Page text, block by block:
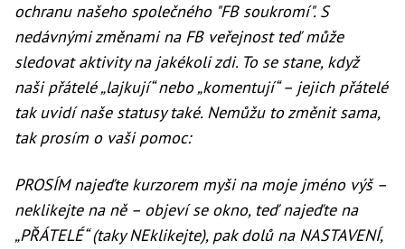
ochranu našeho společného "FB soukromí". S
nedávnými změnami na FB veřejnost teď může
sledovat aktivity na jakékoli zdi. To se stane, když
naši přátelé „lajkují“ nebo „komentují“ – jejich přátelé
tak uvidí naše statusy také. Nemůžu to změnit sama,
tak prosím o vaši pomoc:
PROSÍM najeďte kurzorem myši na moje jméno výš –
neklikejte na ně – objeví se okno, teď najeďte na
„PŘÁTELÉ“ (taky NEklikejte), pak dolů na NASTAVENÍ,